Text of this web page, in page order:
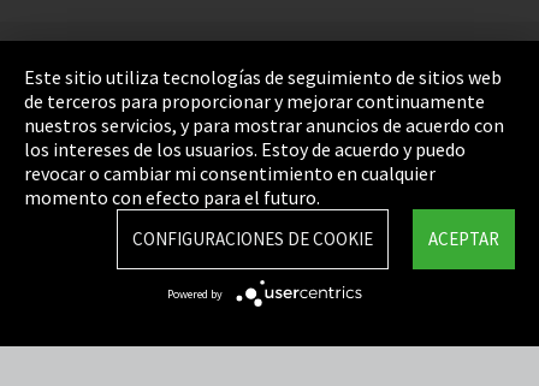
Pie de imprenta
Política de privacidad
Cookie Settings
Términos y Condiciones
Mapa del sitio
Integrity Line
Este sitio utiliza tecnologías de seguimiento de sitios web
de terceros para proporcionar y mejorar continuamente
nuestros servicios, y para mostrar anuncios de acuerdo con
los intereses de los usuarios. Estoy de acuerdo y puedo
revocar o cambiar mi consentimiento en cualquier
momento con efecto para el futuro.
ACEPTAR
CONFIGURACIONES DE COOKIE
Powered by